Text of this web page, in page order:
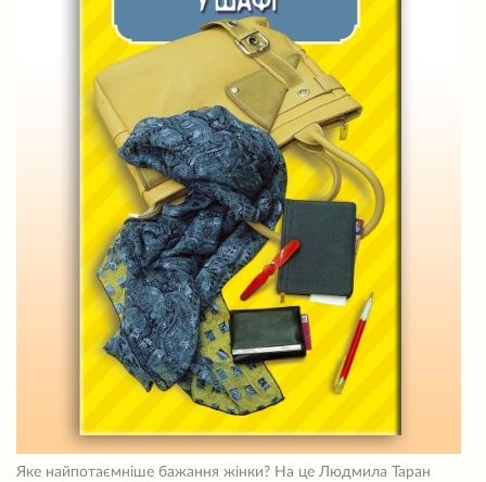
Яке найпотаємніше бажання жінки? На це Людмила Таран